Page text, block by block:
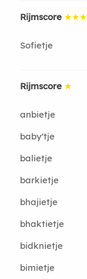
Rijmscore ★★★
Sofietje
Rijmscore ★
anbietje
baby'tje
balietje
barkietje
bhajietje
bhaktietje
bidknietje
bimietje